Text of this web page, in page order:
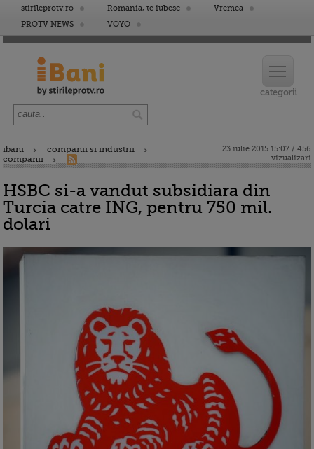
stirileprotv.ro Romania, te iubesc
Vremea
PROTV NEWS
VOYO
ibani
companii si industrii
companii
23 iulie 2015 15:07 / 456
vizualizari
HSBC si-a vandut subsidiara din
Turcia catre ING, pentru 750 mil.
dolari